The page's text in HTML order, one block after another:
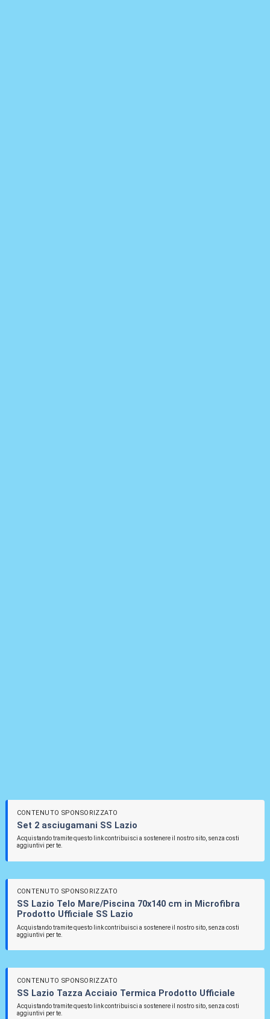
CONTENUTO SPONSORIZZATO
Set 2 asciugamani SS Lazio
Acquistando tramite questo link contribuisci a sostenere il nostro sito, senza costi
aggiuntivi per te.
CONTENUTO SPONSORIZZATO
SS Lazio Telo Mare/Piscina 70x140 cm in Microfibra
Prodotto Ufficiale SS Lazio
Acquistando tramite questo link contribuisci a sostenere il nostro sito, senza costi
aggiuntivi per te.
CONTENUTO SPONSORIZZATO
SS Lazio Tazza Acciaio Termica Prodotto Ufficiale
Acquistando tramite questo link contribuisci a sostenere il nostro sito, senza costi
aggiuntivi per te.